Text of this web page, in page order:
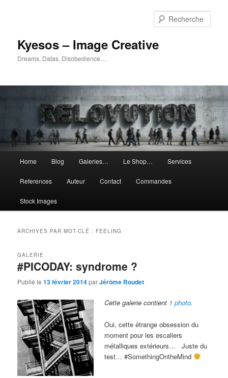
Kyesos – Image Creative
Dreams, Datas, Disobedience…
principal
Home Blog Galeries… Le Shop… Services
References Auteur Contact Commandes
Stock Images
ARCHIVES PAR MOT-CLÉ : FEELING
#PICODAY: syndrome ?
GALERIE
Publié le13 février 2014parJérôme Roudet
Cette galerie contient 1 photo.
Oui, cette étrange obsession du
moment pour les escaliers
métalliques extérieurs… Juste du
test… #SomethingOntheMind